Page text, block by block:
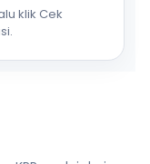
klik Cek